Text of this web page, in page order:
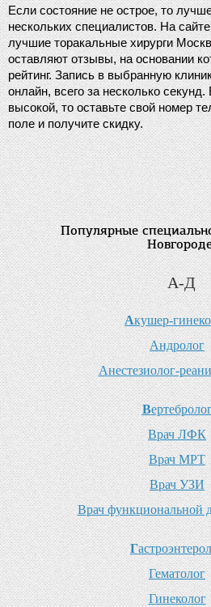
Если состояние не острое, то
нескольких специалистов. На
лучшие торакальные хирурги
оставляют отзывы, на основании
рейтинг. Запись в выбранную
онлайн, всего за несколько
высокой, то оставьте свой номер
поле и получите скидку.
Популярные
А-Д
Акушер-
Андролог
Анестезиолог-
В
Врач ЛФК
Врач МРТ
Врач УЗИ
Врач функциональной
Г
Гематолог
Гинеколог